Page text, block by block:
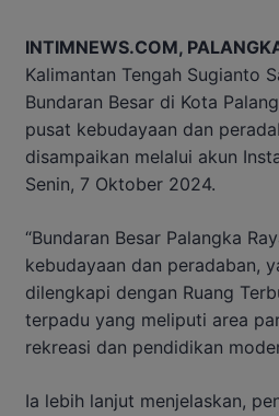
INTIMNEWS.COM,
Kalimantan Tengah Sugianto
Bundaran Besar di Kota
pusat kebudayaan dan
disampaikan melalui akun
Senin, 7 Oktober 2024.
“Bundaran Besar Palangka
kebudayaan dan peradaban,
dilengkapi dengan Ruang
terpadu yang meliputi area
rekreasi dan pendidikan
Ia lebih lanjut menjelaskan,